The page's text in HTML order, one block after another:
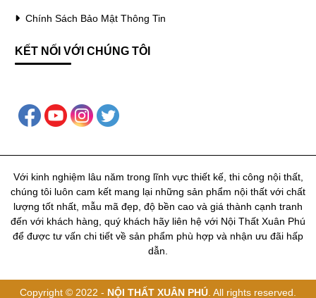
Chính Sách Bảo Mật Thông Tin
KẾT NỐI VỚI CHÚNG TÔI
Với kinh nghiệm lâu năm trong lĩnh vực thiết kế, thi công nội thất,
chúng tôi luôn cam kết mang lại những sản phẩm nội thất với chất
lượng tốt nhất, mẫu mã đẹp, độ bền cao và giá thành cạnh tranh
đến với khách hàng, quý khách hãy liên hệ với Nội Thất Xuân Phú
để được tư vấn chi tiết về sản phẩm phù hợp và nhận ưu đãi hấp
dẫn.
Copyright © 2022 - NỘI THẤT XUÂN PHÚ . All rights reserved.